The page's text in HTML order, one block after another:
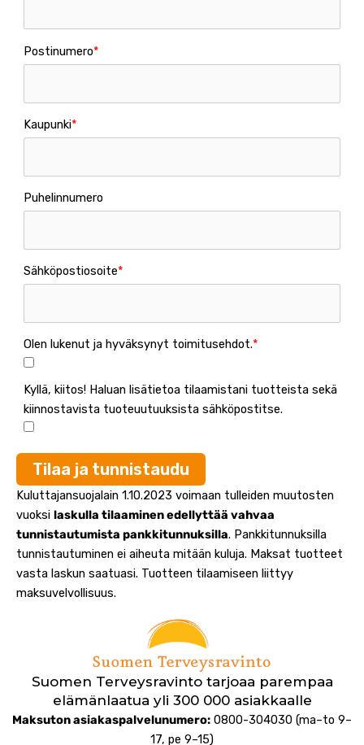
Postinumero
Kaupunki
Puhelinnumero
Sähköpostiosoite
Olen lukenut ja hyväksynyt toimitusehdot.
Kyllä, kiitos! Haluan lisätietoa tilaamistani tuotteista sekä
kiinnostavista tuoteuutuuksista sähköpostitse.
Tilaa ja tunnistaudu
Kuluttajansuojalain 1.10.2023 voimaan tulleiden muutosten
vuoksi laskulla tilaaminen edellyttää vahvaa
tunnistautumista pankkitunnuksilla. Pankkitunnuksilla
tunnistautuminen ei aiheuta mitään kuluja. Maksat tuotteet
vasta laskun saatuasi. Tuotteen tilaamiseen liittyy
maksuvelvollisuus.
Suomen Terveysravinto tarjoaa parempaa
elämänlaatua yli 300 000 asiakkaalle
Maksuton asiakaspalvelunumero: 0800-304030 (ma–to 9–
17, pe 9–15)